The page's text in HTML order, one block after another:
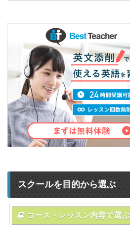
スクールを目的から選ぶ
コース・レッスン内容で選ぶ